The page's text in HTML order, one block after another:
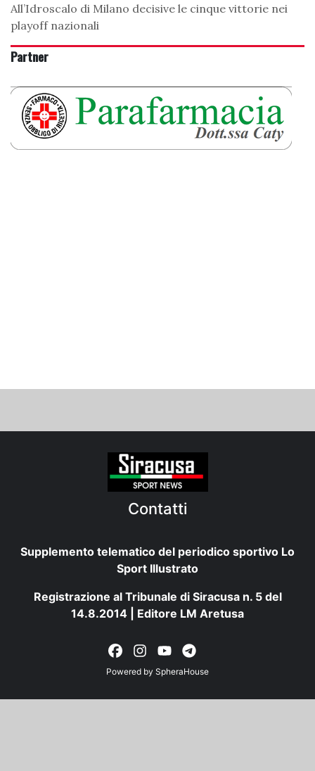
All’Idroscalo di Milano decisive le cinque vittorie nei
playoff nazionali
Partner
Contatti
Supplemento telematico del periodico sportivo Lo
Sport Illustrato
Registrazione al Tribunale di Siracusa n. 5 del
14.8.2014 | Editore LM Aretusa
Powered by SpheraHouse